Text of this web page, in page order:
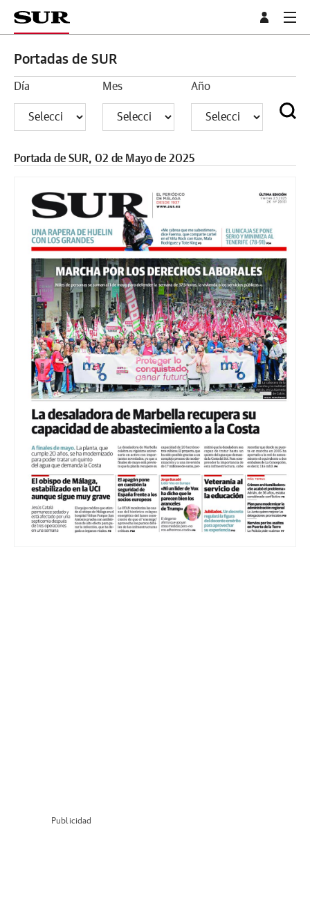
Portadas de SUR
Día Mes Año
Portada de SUR, 02 de Mayo de 2025
Publicidad